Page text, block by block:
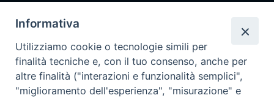
Il servizio di Pronta Disponibilità viene garantito per entrambe le
Regioni nelle giornate di sabato e nei giorni festivi: dalle 08.00
alle 20.00
Accompagnare il campione con la scheda di segnalazione caso
(Link alla Circolare)e la relativa modulistica
Informativa
Utilizziamo cookie o tecnologie simili per
finalità tecniche e, con il tuo consenso, anche per
altre finalità ("interazioni e funzionalità semplici",
"miglioramento dell'esperienza", "misurazione" e